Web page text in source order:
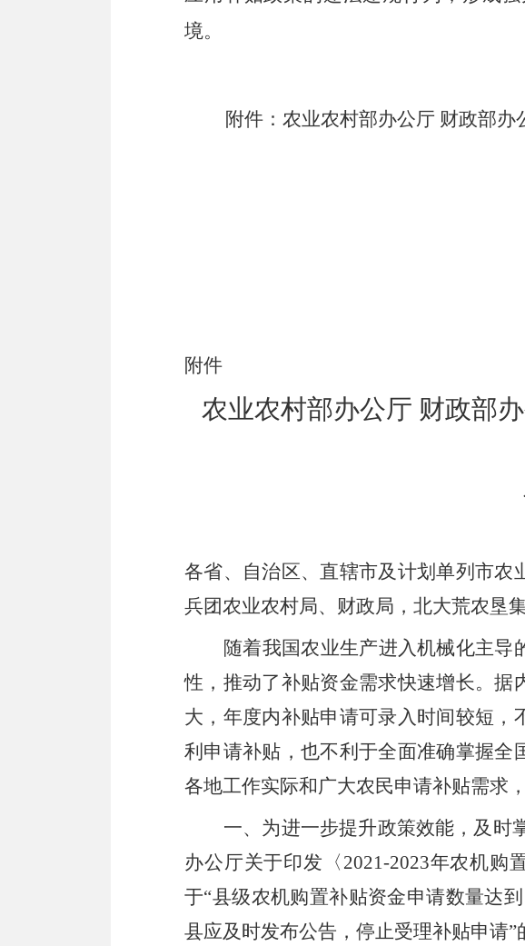
境。
附件： 农业农村部办公厅 财政部办
附件
农业农村部办公厅 财政部
各省、自治区、直辖市及计划单列市农
兵团农业农村局、财政局 ， 北大荒农垦
随着我国农业生产进入机械化主导
性 ， 推动了补贴资金需求快速增长。据
大，年度内补贴申请可录入时间较短 ，
利申请补贴，也不利于全面准确掌握全
各地工作实际和广大农民申请补贴需求 ，
一、为进一步提升政策效能，及时
办公厅关于印发 〈 2021-2023年农机购
于“县级农机购置补贴资金申请数量达
县应及时发布公告 ， 停止受理补贴申请”